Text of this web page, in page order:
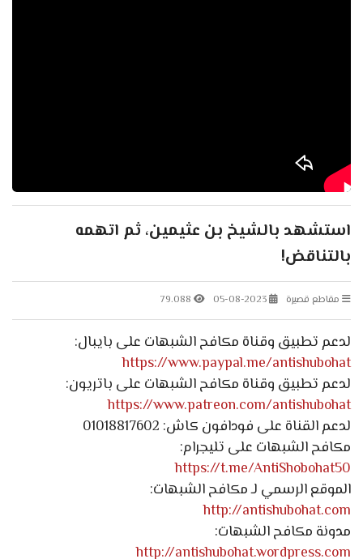
استشهد بالشيخ بن عثيمين، ثم اتهمه
بالتناقض!
مقاطع قصيرة 05-08-2023
79.088
لدعم تطبيق وقناة مكافح الشبهات على بايبال:
https://www.paypal.me/antishubohat
لدعم تطبيق وقناة مكافح الشبهات على باتريون:
https://www.patreon.com/antishubohat
لدعم القناة على فودافون كاش: 01018817602
مكافح الشبهات على تليجرام:
https://t.me/AntiShobohat50
الموقع الرسمي لـ مكافح الشبهات:
http://antishubohat.com
مدونة مكافح الشبهات:
http://antishubohat.wordpress.com